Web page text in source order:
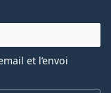
et l’envoi